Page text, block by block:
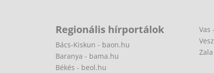
Regionális hírportálok
Bács-Kiskun - baon.hu
Baranya - bama.hu
Békés - beol.hu
Vas